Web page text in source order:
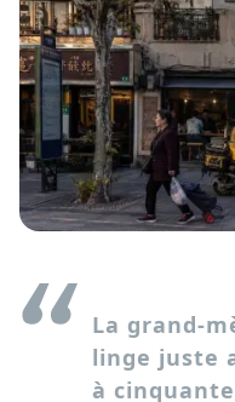
La grand-
linge juste
à